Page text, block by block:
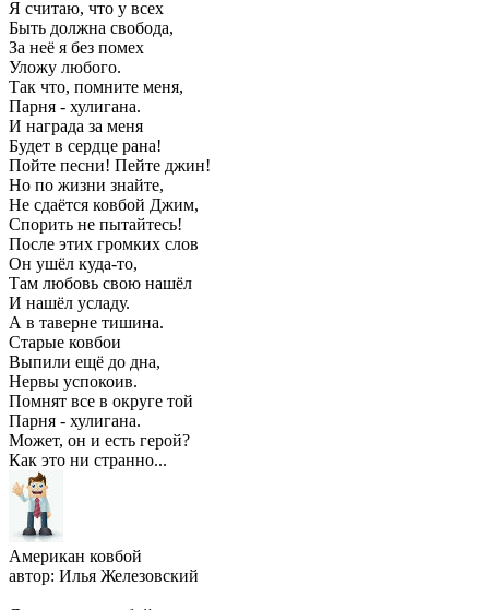
Я считаю, что у всех
Быть должна свобода,
За неё я без помех
Уложу любого.
Так что, помните меня,
Парня - хулигана.
И награда за меня
Будет в сердце рана!
Пойте песни! Пейте джин!
Но по жизни знайте,
Не сдаётся ковбой Джим,
Спорить не пытайтесь!
После этих громких слов
Он ушёл куда-то,
Там любовь свою нашёл
И нашёл усладу.
А в таверне тишина.
Старые ковбои
Выпили ещё до дна,
Нервы успокоив.
Помнят все в округе той
Парня - хулигана.
Может, он и есть герой?
Как это ни странно...
Американ ковбой
автор: Илья Железовский